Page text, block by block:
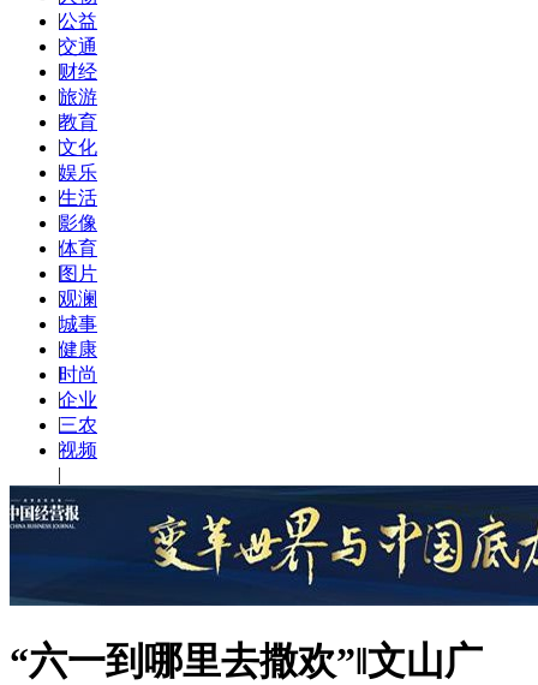
|公益
|交通
|财经
|旅游
|教育
|文化
|娱乐
|生活
|影像
|体育
|图片
|观澜
|城事
|健康
|时尚
|企业
|三农
|视频
|
“六一到哪里去撒欢”‖文山广